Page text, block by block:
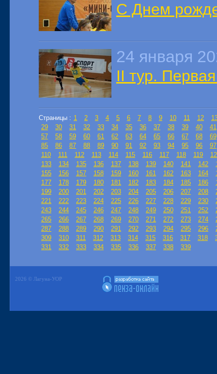
С Днем
24 января
II тур.
Страницы : 1 2 3 4 5 6 7 8 9 10 11 12
29
30 31 32 33 34 35 36 37 38 39 40
41
57
58 59 60 61 62 63 64 65 66 67 68
69
85
86 87 88 89 90 91 92 93 94 95 96
97
110
111 112 113 114 115 116 117 118 119
133
134 135 136 137 138 139 140 141 142
155
156 157 158 159 160 161 162 163 164
177
178 179 180 181 182 183 184 185 186
199
200 201 202 203 204 205 206 207 208
221
222 223 224 225 226 227 228 229 230
243
244 245 246 247 248 249 250 251 252
265
266 267 268 269 270 271 272 273 274
287
288 289 290 291 292 293 294 295 296
309
310 311 312 313 314 315 316 317 318
331
332 333 334 335 336 337 338 339
2026 © Лагуна-УОР